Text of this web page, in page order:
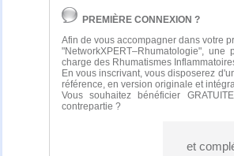
PREMIÈRE CONNEXION ?
Afin de vous accompagner dans votre
"NetworkXPERT–Rhumatologie",
charge des Rhumatismes
En vous inscrivant, vous disposerez
référence, en version originale et
Vous souhaitez bénéficier
contrepartie ?
et